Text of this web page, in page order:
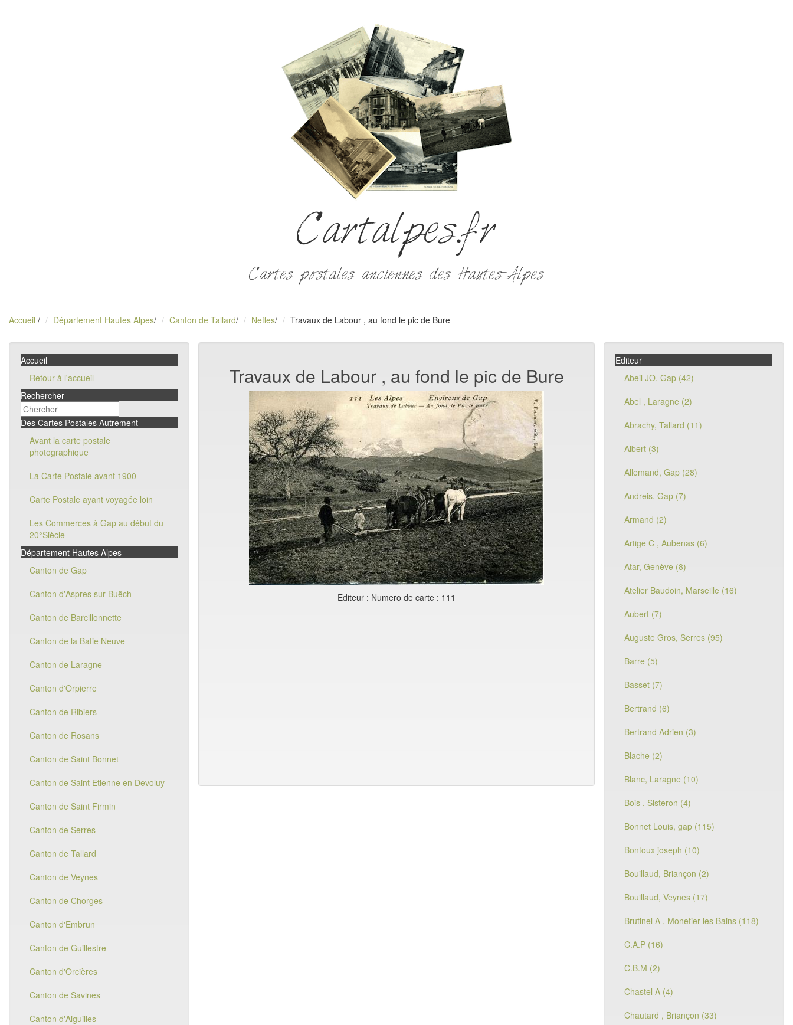
Cartalpes.fr
Cartes postales anciennes des Hautes-Alpes
Accueil / Département Hautes Alpes/ Canton de Tallard/ Neffes/ Travaux de Labour , au fond le pic de Bure
Accueil
Retour à l'accueil
Rechercher
Des Cartes Postales Autrement
Avant la carte postale
photographique
La Carte Postale avant 1900
Carte Postale ayant voyagée loin
Les Commerces à Gap au début du
20°Siècle
Département Hautes Alpes
Canton de Gap
Canton d'Aspres sur Buëch
Canton de Barcillonnette
Canton de la Batie Neuve
Canton de Laragne
Canton d'Orpierre
Canton de Ribiers
Canton de Rosans
Canton de Saint Bonnet
Canton de Saint Etienne en Devoluy
Canton de Saint Firmin
Canton de Serres
Canton de Tallard
Canton de Veynes
Canton de Chorges
Canton d'Embrun
Canton de Guillestre
Canton d'Orcières
Canton de Savines
Canton d'Aiguilles
Travaux de Labour , au fond le pic de Bure
Editeur : Numero de carte : 111
Editeur
Abeil JO, Gap (42)
Abel , Laragne (2)
Abrachy, Tallard (11)
Albert (3)
Allemand, Gap (28)
Andreis, Gap (7)
Armand (2)
Artige C , Aubenas (6)
Atar, Genève (8)
Atelier Baudoin, Marseille (16)
Aubert (7)
Auguste Gros, Serres (95)
Barre (5)
Basset (7)
Bertrand (6)
Bertrand Adrien (3)
Blache (2)
Blanc, Laragne (10)
Bois , Sisteron (4)
Bonnet Louis, gap (115)
Bontoux joseph (10)
Bouillaud, Briançon (2)
Bouillaud, Veynes (17)
Brutinel A , Monetier les Bains (118)
C.A.P (16)
C.B.M (2)
Chastel A (4)
Chautard , Briançon (33)